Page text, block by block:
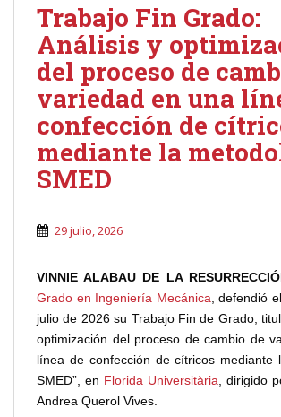
Trabajo Fin Grado:
Análisis y
del proceso de
variedad en una
confección de
mediante la
SMED
29 julio, 2026
VINNIE ALABAU DE LA
Grado en Ingeniería Mecánica, defendió
julio de 2026 su Trabajo Fin de Grado,
optimización del proceso de cambio de
línea de confección de cítricos mediante
SMED”, en Florida Universitària, dirigido
Andrea Querol Vives.